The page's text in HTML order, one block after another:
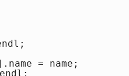
= name;